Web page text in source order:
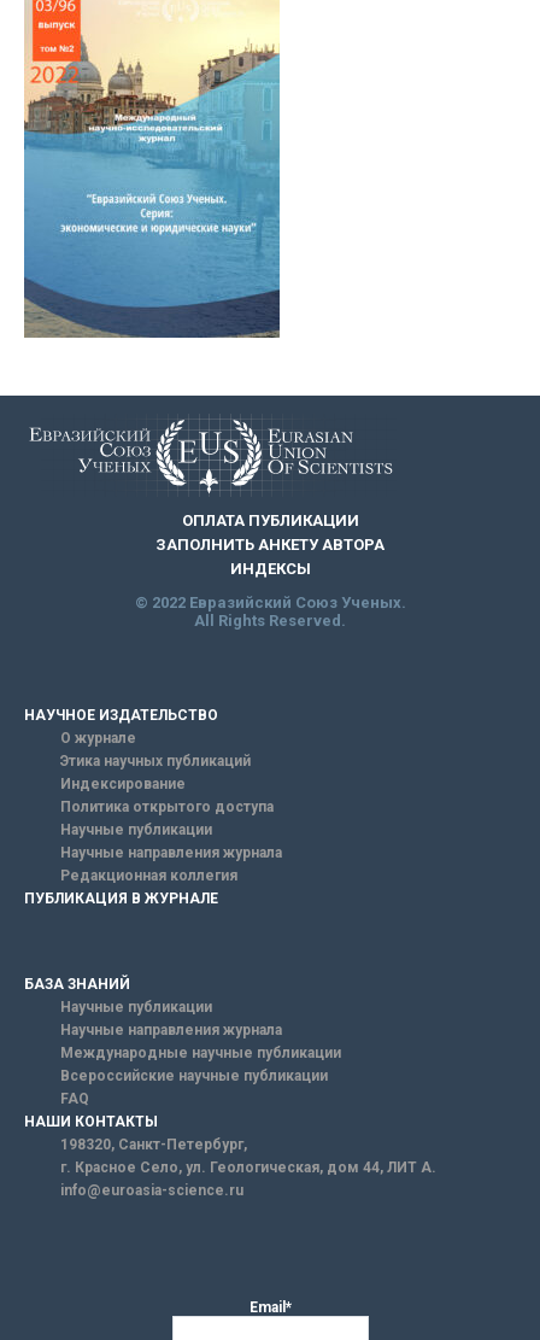
ОПЛАТА ПУБЛИКАЦИИ
ЗАПОЛНИТЬ АНКЕТУ АВТОРА
ИНДЕКСЫ
© 2022 Евразийский Союз Ученых.
All Rights Reserved.
НАУЧНОЕ ИЗДАТЕЛЬСТВО
О журнале
Этика научных публикаций
Индексирование
Политика открытого доступа
Научные публикации
Научные направления журнала
Редакционная коллегия
ПУБЛИКАЦИЯ В ЖУРНАЛЕ
БАЗА ЗНАНИЙ
Научные публикации
Научные направления журнала
Международные научные публикации
Всероссийские научные публикации
FAQ
НАШИ КОНТАКТЫ
198320, Санкт-Петербург,
г. Красное Село, ул. Геологическая, дом 44, ЛИТ А.
info@euroasia-science.ru
Email*